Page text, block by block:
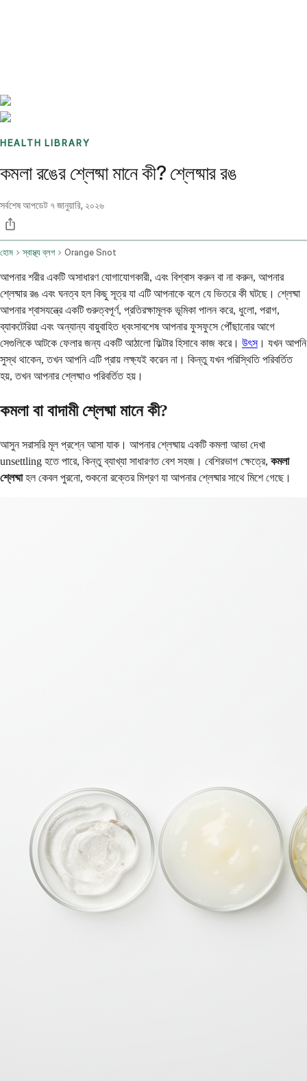
HEALTH LIBRARY
কমলা রঙের শ্লেষ্মা মানে কী? শ্লেষ্মার রঙ
সর্বশেষ আপডেট ৭ জানুয়ারি, ২০২৬
হোম স্বাস্থ্য ব্লগ Orange Snot
আপনার শরীর একটি অসাধারণ যোগাযোগকারী, এবং বিশ্বাস করুন বা না করুন, আপনার
শ্লেষ্মার রঙ এবং ঘনত্ব হল কিছু সূত্র যা এটি আপনাকে বলে যে ভিতরে কী ঘটছে। শ্লেষ্মা
আপনার শ্বাসযন্ত্রে একটি গুরুত্বপূর্ণ, প্রতিরক্ষামূলক ভূমিকা পালন করে, ধুলো, পরাগ,
ব্যাকটেরিয়া এবং অন্যান্য বায়ুবাহিত ধ্বংসাবশেষ আপনার ফুসফুসে পৌঁছানোর আগে
সেগুলিকে আটকে ফেলার জন্য একটি আঠালো ফিল্টার হিসাবে কাজ করে। উৎস। যখন আপনি
সুস্থ থাকেন, তখন আপনি এটি প্রায় লক্ষ্যই করেন না। কিন্তু যখন পরিস্থিতি পরিবর্তিত
হয়, তখন আপনার শ্লেষ্মাও পরিবর্তিত হয়।
কমলা বা বাদামী শ্লেষ্মা মানে কী?
আসুন সরাসরি মূল প্রশ্নে আসা যাক। আপনার শ্লেষ্মায় একটি কমলা আভা দেখা
unsettling হতে পারে, কিন্তু ব্যাখ্যা সাধারণত বেশ সহজ। বেশিরভাগ ক্ষেত্রে, কমলা
শ্লেষ্মাহল কেবল পুরনো, শুকনো রক্তের মিশ্রণ যা আপনার শ্লেষ্মার সাথে মিশে গেছে।